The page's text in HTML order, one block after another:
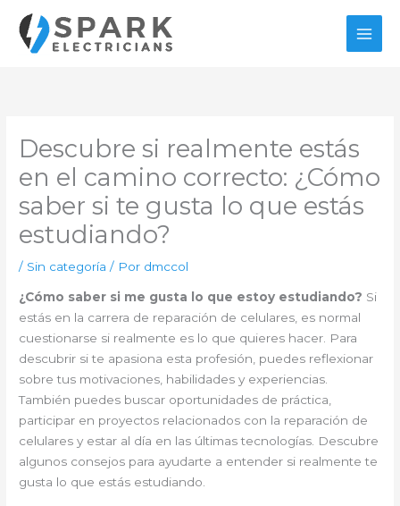
contenido
Descubre si realmente estás
en el camino correcto: ¿Cómo
saber si te gusta lo que estás
estudiando?
/ Sin categoría / Por dmccol
¿Cómo saber si me gusta lo que estoy estudiando? Si
estás en la carrera de reparación de celulares, es normal
cuestionarse si realmente es lo que quieres hacer. Para
descubrir si te apasiona esta profesión, puedes reflexionar
sobre tus motivaciones, habilidades y experiencias.
También puedes buscar oportunidades de práctica,
participar en proyectos relacionados con la reparación de
celulares y estar al día en las últimas tecnologías. Descubre
algunos consejos para ayudarte a entender si realmente te
gusta lo que estás estudiando.